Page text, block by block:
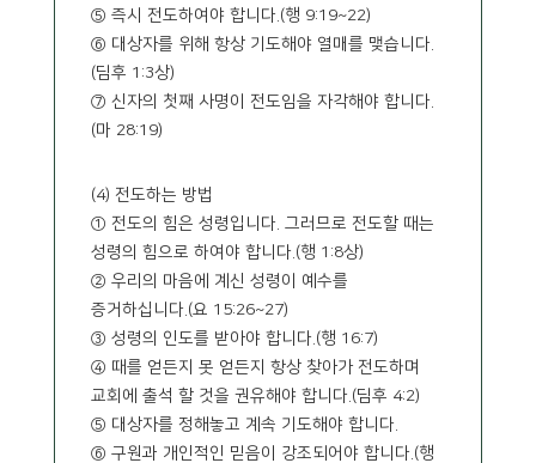
⑤ 즉시 전도하여야 합니다.(행 9:19~22)
⑥ 대상자를 위해 항상 기도해야 열매를 맺습니다.
(딤후 1:3상)
⑦ 신자의 첫째 사명이 전도임을 자각해야 합니다.
(마 28:19)
(4) 전도하는 방법
① 전도의 힘은 성령입니다. 그러므로 전도할 때는
성령의 힘으로 하여야 합니다.(행 1:8상)
② 우리의 마음에 계신 성령이 예수를
증거하십니다.(요 15:26~27)
③ 성령의 인도를 받아야 합니다.(행 16:7)
④ 때를 얻든지 못 얻든지 항상 찾아가 전도하며
교회에 출석 할 것을 권유해야 합니다.(딤후 4:2)
⑤ 대상자를 정해놓고 계속 기도해야 합니다.
⑥ 구원과 개인적인 믿음이 강조되어야 합니다.(행